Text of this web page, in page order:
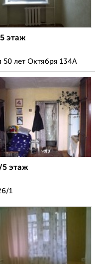
этаж
лет Октября 134А
5 этаж
1